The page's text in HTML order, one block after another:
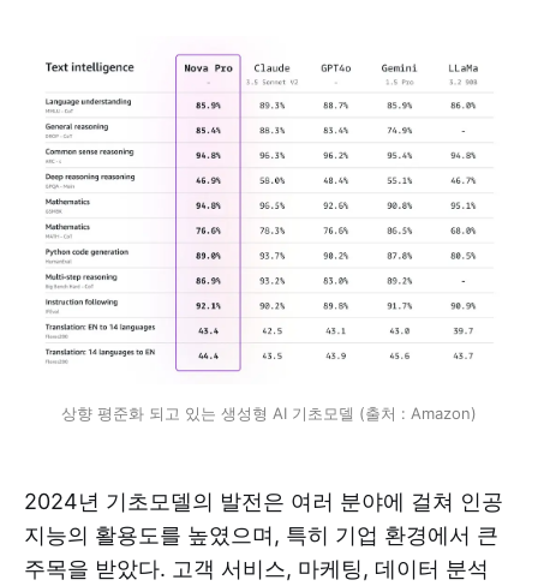
상향 평준화 되고 있는 생성형 AI 기초모델 (출처 : Amazon)
2024년 기초모델의 발전은 여러 분야에 걸쳐 인공
지능의 활용도를 높였으며, 특히 기업 환경에서 큰
주목을 받았다. 고객 서비스, 마케팅, 데이터 분석